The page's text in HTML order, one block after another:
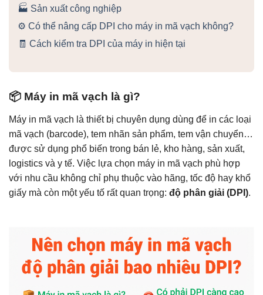
🏭 Sản xuất công nghiệp
⚙️ Có thể nâng cấp DPI cho máy in mã vạch không?
🧾 Cách kiểm tra DPI của máy in hiện tại
📦 Máy in mã vạch là gì?
Máy in mã vạch là thiết bị chuyên dụng dùng để in các loại
mã vạch (barcode), tem nhãn sản phẩm, tem vận chuyển…
được sử dụng phổ biến trong bán lẻ, kho hàng, sản xuất,
logistics và y tế. Việc lựa chọn máy in mã vạch phù hợp
với nhu cầu không chỉ phụ thuộc vào hãng, tốc độ hay khổ
giấy mà còn một yếu tố rất quan trọng: độ phân giải (DPI).